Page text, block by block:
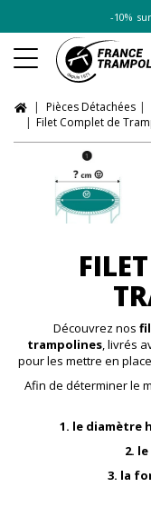
-10%
Pièces Détachées
Filet Complet de
Découvrez nos
trampolines, livrés
pour les mettre en
Afin de déterminer le
1. le diamètre
2.
3. la